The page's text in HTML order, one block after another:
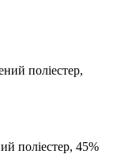
поліестер,
поліестер, 45%